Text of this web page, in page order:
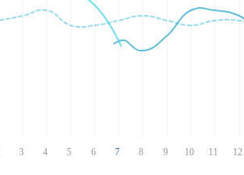
3 4 5 6 7 8 9 10 11 12